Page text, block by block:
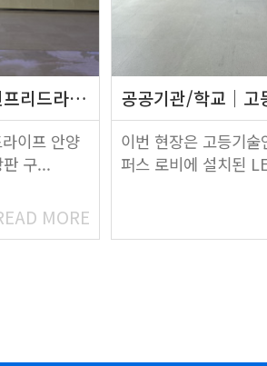
이프 안양 로비 LED전광…
이프 안양
구...
MORE
공공기관/학교 고등기
이번 현장은 고등기술
퍼스 로비에 설치된